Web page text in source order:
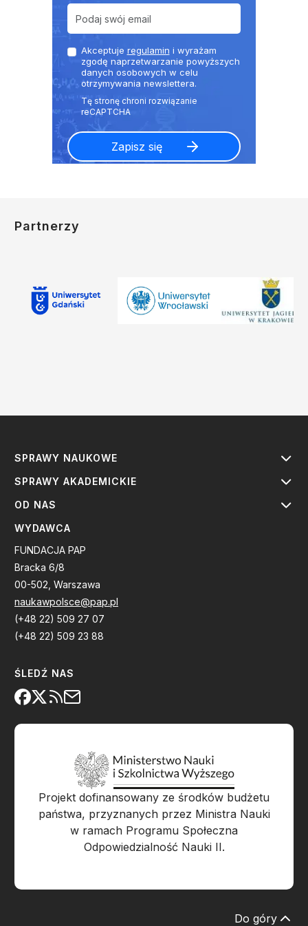
Akceptuje regulamin i wyrażam
zgodę naprzetwarzanie powyższych
danych osobowych w celu
otrzymywania newslettera.
Partnerzy
SPRAWY NAUKOWE
SPRAWY AKADEMICKIE
OD NAS
WYDAWCA
FUNDACJA PAP
Bracka 6/8
00-502, Warszawa
naukawpolsce@pap.pl
(+48 22) 509 27 07
(+48 22) 509 23 88
ŚLEDŹ NAS
Projekt dofinansowany ze środków budżetu
państwa, przyznanych przez Ministra Nauki
w ramach Programu Społeczna
Odpowiedzialność Nauki II.
Do góry